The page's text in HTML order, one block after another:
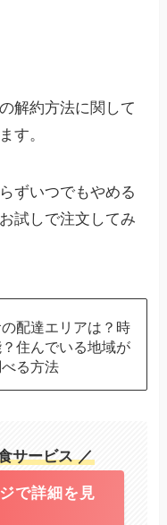
解約方法に関して
す。
ずいつでもやめる
試しで注文してみ
配達エリアは？時
住んでいる地域が
る方法
サービス ／
で詳細を見